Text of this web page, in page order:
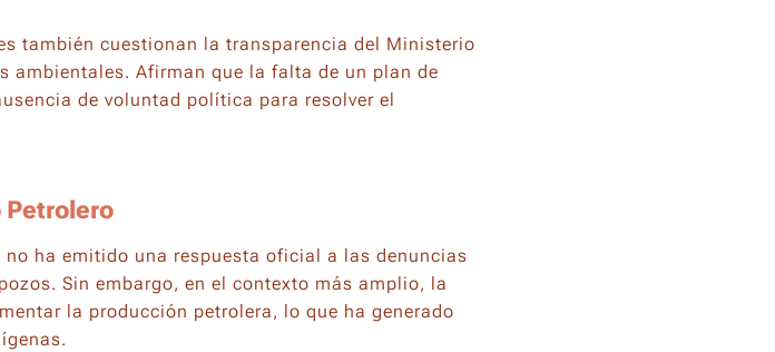
también cuestionan la transparencia del Ministerio
ambientales. Afirman que la falta de un plan de
de voluntad política para resolver el
Petrolero
no ha emitido una respuesta oficial a las denuncias
Sin embargo, en el contexto más amplio, la
la producción petrolera, lo que ha generado